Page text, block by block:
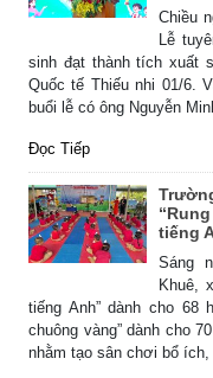
Chiều
Lễ
sinh đạt thành tích xuất
Quốc tế Thiếu nhi 01/6.
buổi lễ có ông Nguyễn
Đọc Tiếp
tiếng
Sáng
Khuê,
tiếng Anh” dành cho 68
chuông vàng” dành cho
nhằm tạo sân chơi bổ